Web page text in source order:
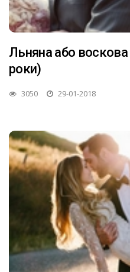
Льняна або
роки)
3050 29-01-2018